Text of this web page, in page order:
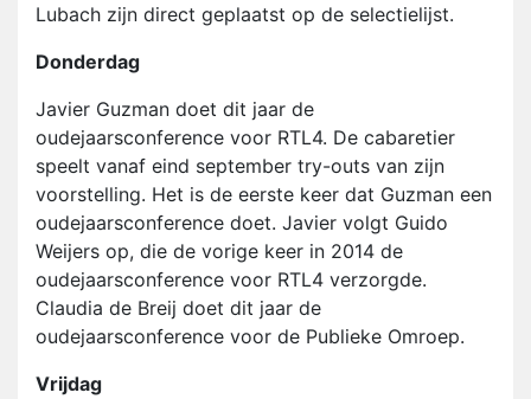
Lubach zijn direct geplaatst op de selectielijst.
Donderdag
Javier Guzman doet dit jaar de
oudejaarsconference voor RTL4. De cabaretier
speelt vanaf eind september try-outs van zijn
voorstelling. Het is de eerste keer dat Guzman een
oudejaarsconference doet. Javier volgt Guido
Weijers op, die de vorige keer in 2014 de
oudejaarsconference voor RTL4 verzorgde.
Claudia de Breij doet dit jaar de
oudejaarsconference voor de Publieke Omroep.
Vrijdag